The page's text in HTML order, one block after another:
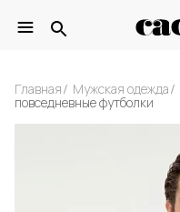
Главная Мужская одежда
повседневные футболки